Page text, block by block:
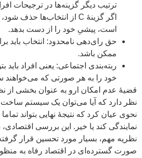
ترتیب دیگر گزینه‌ها در ترجیحات
است، پیشیِ خود را از دست بدهد.
حق رای‌دهی نامحدود: انتخاب باید
ممکن باشد.
ربته‌بندی اجتماعی: یعنی افراد باید
خود را به هر صورتی که می‌خواهند
قضیۀ عدم امکان ارو به عنوان بخشی از
نظر دارد که آیا می‌توان یک سیستم ساخت
نحوی عیان کرد که نتیجۀ نهایی بتواند
نمایندگی کند یا خیر. این بررسی
نظریه مهم، بسیار مورد تحسین قرار
صورت گسترده‌ای در اقتصاد رفاه به